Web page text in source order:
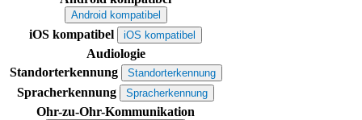
Android kompatibel
iOS kompatibel iOS kompatibel
Audiologie
Standorterkennung
Standorterkennung
Spracherkennung Spracherkennung
Ohr-zu-Ohr-Kommunikation